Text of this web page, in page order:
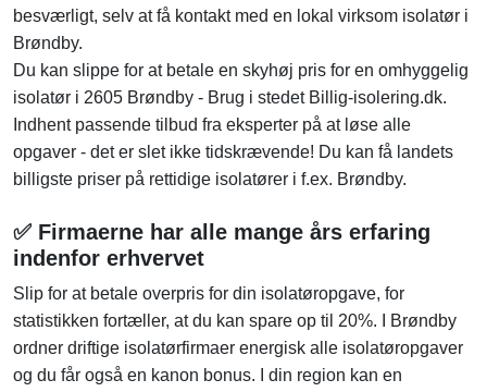
besværligt, selv at få kontakt med en lokal virksom isolatør i
Brøndby.
Du kan slippe for at betale en skyhøj pris for en omhyggelig
isolatør i 2605 Brøndby - Brug i stedet Billig-isolering.dk.
Indhent passende tilbud fra eksperter på at løse alle
opgaver - det er slet ikke tidskrævende! Du kan få landets
billigste priser på rettidige isolatører i f.ex. Brøndby.
✅ Firmaerne har alle mange års erfaring
indenfor erhvervet
Slip for at betale overpris for din isolatøropgave, for
statistikken fortæller, at du kan spare op til 20%. I Brøndby
ordner driftige isolatørfirmaer energisk alle isolatøropgaver
og du får også en kanon bonus. I din region kan en